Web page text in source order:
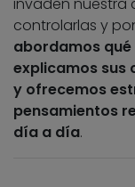
invaden nuestra
controlarlas y
abordamos
explicamos sus
y ofrecemos
pensamientos
día a día.